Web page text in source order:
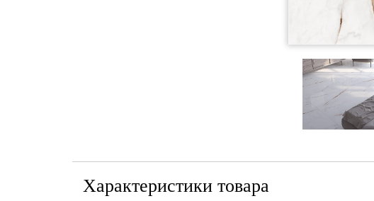
Характеристики товара